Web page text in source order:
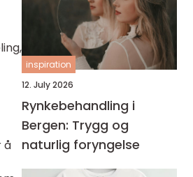
å
inspiration
12. July 2026
Rynkebehandling i
Bergen: Trygg og
naturlig foryngelse